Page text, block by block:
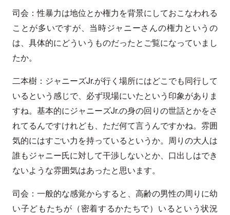
司会：性暴力は地位とか権力を背景にしておこなわれる
ことが多いですが、当時ジャニーさんの権力というの
は、具体的にどういうものだったとご覧になっていまし
たか。
二本樹：ジャニーズJr.が行く場所にはどこでも同行して
いるという感じで、必ず現場にいたという印象がありま
すね。基本的にジャニーズJr.の身の回りの世話とかをさ
れてるんですけれども、ただ何て言うんですかね。雰囲
気的にはすごい力を持っているというか。周りの大人は
誰もジャニー氏に対して干渉しないとか、口出しはでき
ないような雰囲気はあったと思います。
司会：一般的な感覚からすると、高齢の男性の周りに幼
い子どもたちが（密着するかたちで）いるという状況